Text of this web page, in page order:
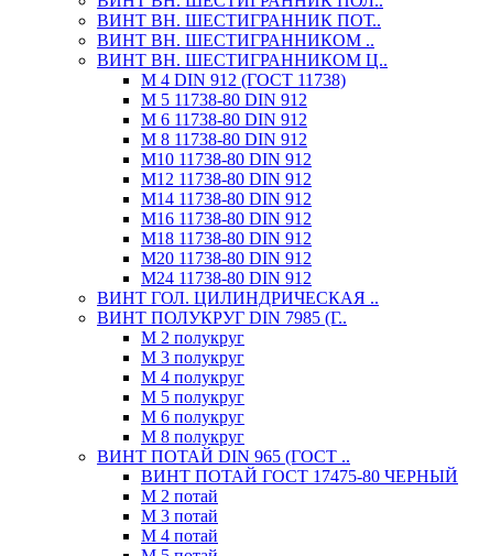
ВИНТ ВН. ШЕСТИГРАННИК ПОТ..
ВИНТ ВН. ШЕСТИГРАННИКОМ ..
ВИНТ ВН. ШЕСТИГРАННИКОМ Ц..
М 4 DIN 912 (ГОСТ 11738)
М 5 11738-80 DIN 912
М 6 11738-80 DIN 912
М 8 11738-80 DIN 912
М10 11738-80 DIN 912
М12 11738-80 DIN 912
М14 11738-80 DIN 912
М16 11738-80 DIN 912
М18 11738-80 DIN 912
М20 11738-80 DIN 912
М24 11738-80 DIN 912
ВИНТ ГОЛ. ЦИЛИНДРИЧЕСКАЯ ..
ВИНТ ПОЛУКРУГ DIN 7985 (Г..
М 2 полукруг
М 3 полукруг
М 4 полукруг
М 5 полукруг
М 6 полукруг
М 8 полукруг
ВИНТ ПОТАЙ DIN 965 (ГОСТ ..
ВИНТ ПОТАЙ ГОСТ 17475-80 ЧЕРНЫЙ
М 2 потай
М 3 потай
М 4 потай